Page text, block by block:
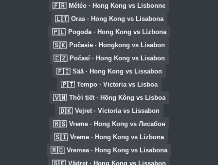
🇫🇷 Météo · Hong Kong vs Lisbonne
🇱🇹 Oras · Hong Kong vs Lisabona
🇵🇱 Pogoda · Hong Kong vs Lizbona
🇸🇰 Počasie · Hongkong vs Lisabon
🇨🇿 Počasí · Hong Kong vs Lisabon
🇫🇮 Sää · Hong Kong vs Lissabon
🇵🇹 Tempo · Victoria vs Lisboa
🇻🇳 Thời tiết · Hồng Kông vs Lisboa
🇩🇰 Vejret · Victoria vs Lissabon
🇷🇸 Vreme · Hong Kong vs Лисабон
🇸🇮 Vreme · Hong Kong vs Lizbona
🇷🇴 Vremea · Hong Kong vs Lisabona
🇸🇪 Vädret · Hong Kong vs Lissabon